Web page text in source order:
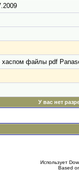
хаспом файлы pdf
У вас нет
Использует
Based